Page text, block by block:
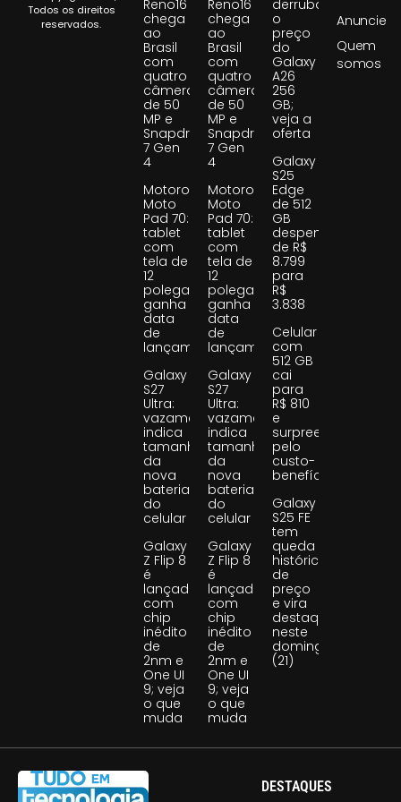
Todos os direitos
reservados.
Reno16
chega
ao
Brasil
com
quatro
câmeras
de 50
MP e
Snapdragon
7 Gen
4
Motorola
Moto
Pad 70:
tablet
com
tela de
12
polegadas
ganha
data
de
lançamento
Galaxy
S27
Ultra:
vazamento
indica
tamanho
da
nova
bateria
do
celular
Galaxy
Z Flip 8
é
lançado
com
chip
inédito
de
2nm e
One UI
9; veja
o que
muda
Reno16
chega
ao
Brasil
com
quatro
câmeras
de 50
MP e
Snapdragon
7 Gen
4
Motorola
Moto
Pad 70:
tablet
com
tela de
12
polegadas
ganha
data
de
lançamento
Galaxy
S27
Ultra:
vazamento
indica
tamanho
da
nova
bateria
do
celular
Galaxy
Z Flip 8
é
lançado
com
chip
inédito
de
2nm e
One UI
9; veja
o que
muda
derruba
o
preço
do
Galaxy
A26
256
GB;
veja a
oferta
Galaxy
S25
Edge
de 512
GB
despenca
de R$
8.799
para
R$
3.838
Celular
com
512 GB
cai
para
R$ 810
e
surpreende
pelo
custo-
benefício
Galaxy
S25 FE
tem
queda
histórica
de
preço
e vira
destaque
neste
domingo
(21)
Anuncie
Quem
somos
DESTAQUES